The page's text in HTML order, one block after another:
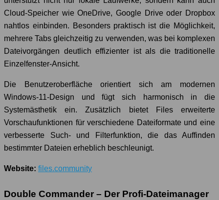
Cloud-Speicher wie OneDrive, Google Drive oder Dropbox
nahtlos einbinden. Besonders praktisch ist die Möglichkeit,
mehrere Tabs gleichzeitig zu verwenden, was bei komplexen
Dateivorgängen deutlich effizienter ist als die traditionelle
Einzelfenster-Ansicht.
Die Benutzeroberfläche orientiert sich am modernen
Windows-11-Design und fügt sich harmonisch in die
Systemästhetik ein. Zusätzlich bietet Files erweiterte
Vorschaufunktionen für verschiedene Dateiformate und eine
verbesserte Such- und Filterfunktion, die das Auffinden
bestimmter Dateien erheblich beschleunigt.
Website: fi es.community
Double Commander – Der Profi-Dateimanager